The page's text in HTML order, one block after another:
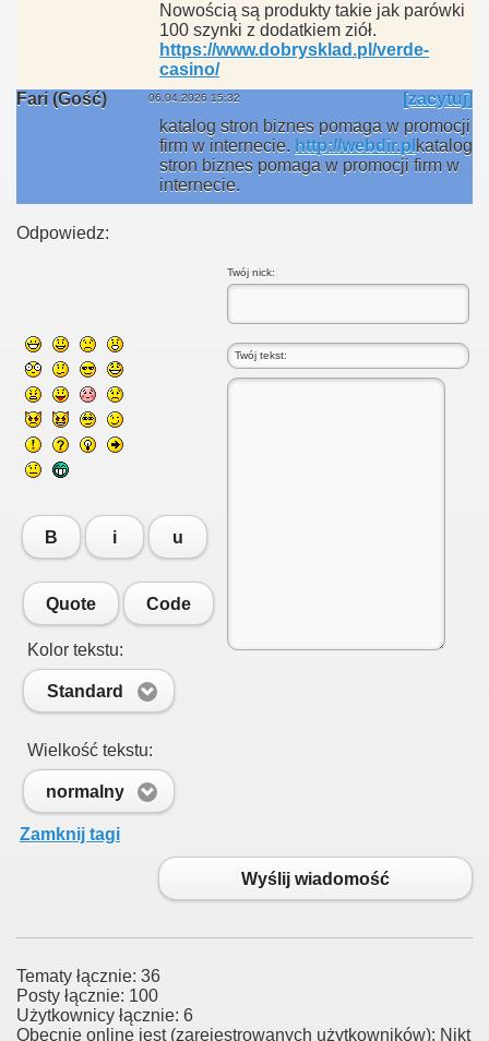
Nowością są produkty takie jak parówki
100 szynki z dodatkiem ziół.
https://www.dobrysklad.pl/verde-
casino/
Fari (Gość)
06.04.2026 15:32
[zacytuj]
katalog stron biznes pomaga w promocji
firm w internecie. http://webdir.plkatalog
stron biznes pomaga w promocji firm w
internecie.
Odpowiedz:
Twój nick:
B i u
Quote Code
Kolor tekstu:
Standard
Wielkość tekstu:
normalny
Zamknij tagi
Wyślij wiadomość
Tematy łącznie: 36
Posty łącznie: 100
Użytkownicy łącznie: 6
Obecnie online jest (zarejestrowanych użytkowników): Nikt